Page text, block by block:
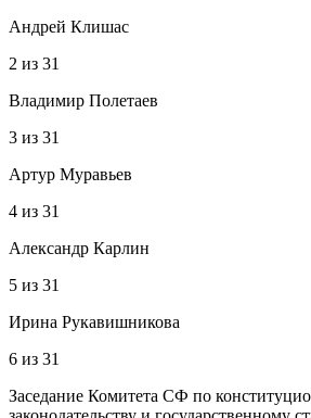
Андрей Клишас
2 из 31
Владимир Полетаев
3 из 31
Артур Муравьев
4 из 31
Александр Карлин
5 из 31
Ирина Рукавишникова
6 из 31
Заседание Комитета СФ по